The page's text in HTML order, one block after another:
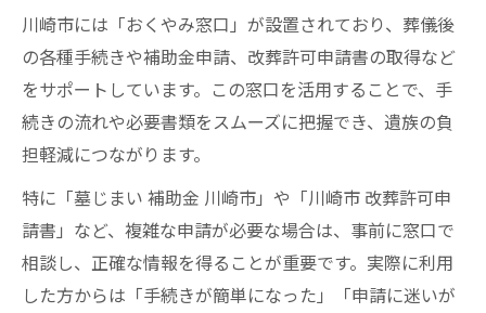
川崎市には「おくやみ窓口」が設置されており、葬儀後
の各種手続きや補助金申請、改葬許可申請書の取得など
をサポートしています。この窓口を活用することで、手
続きの流れや必要書類をスムーズに把握でき、遺族の負
担軽減につながります。
特に「墓じまい 補助金 川崎市」や「川崎市 改葬許可申
請書」など、複雑な申請が必要な場合は、事前に窓口で
相談し、正確な情報を得ることが重要です。実際に利用
した方からは「手続きが簡単になった」「申請に迷いが